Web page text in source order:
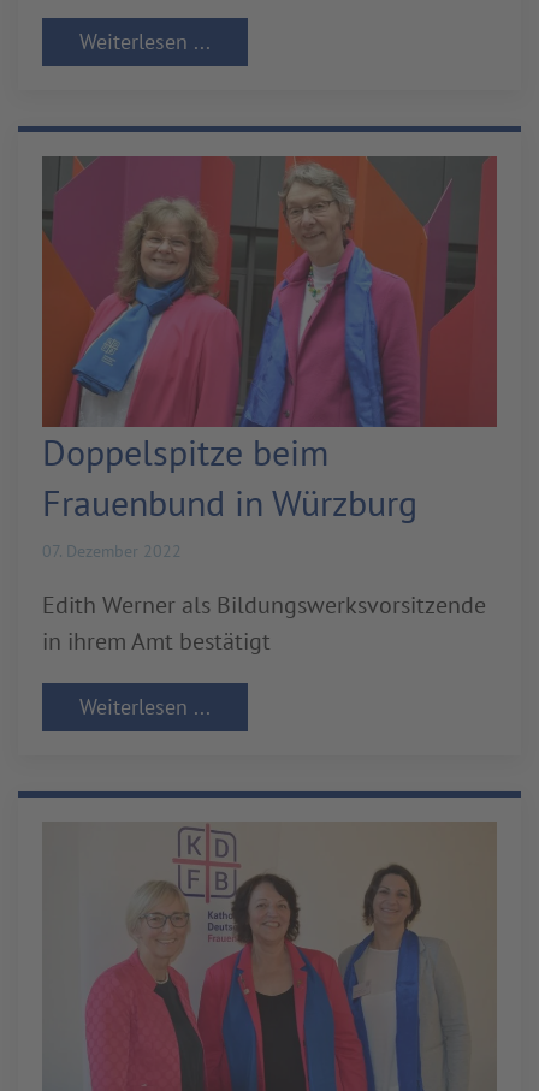
Weiterlesen ...
Doppelspitze beim
Frauenbund in Würzburg
07. Dezember 2022
Edith Werner als Bildungswerksvorsitzende
in ihrem Amt bestätigt
Weiterlesen ...